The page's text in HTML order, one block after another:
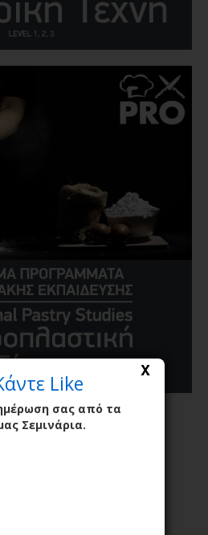
X
Like
σας από τα
Σεμινάρια.